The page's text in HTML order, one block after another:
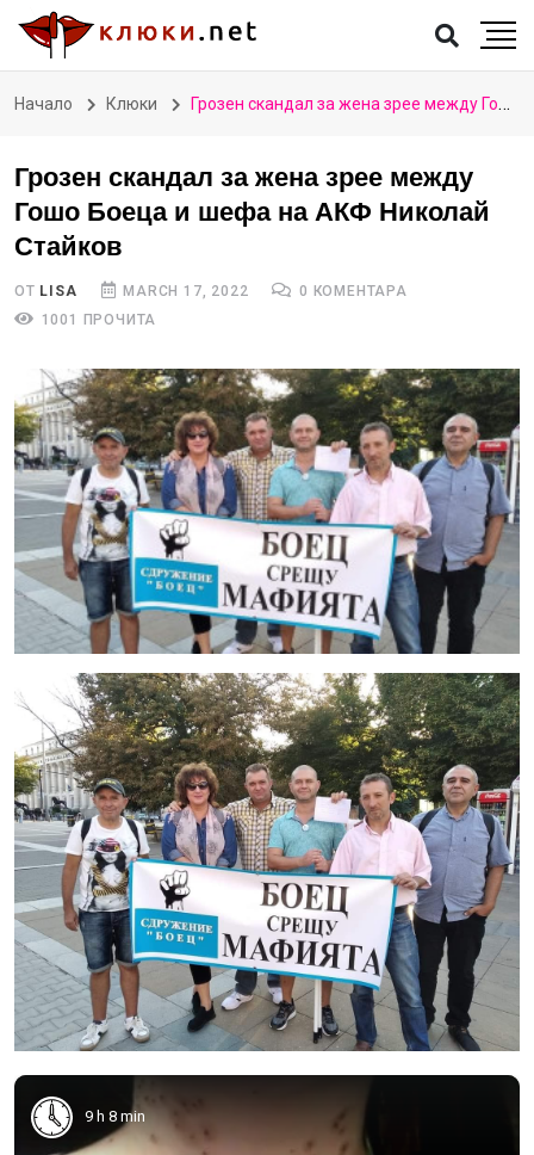
Начало Клюки Грозен скандал за жена зрее между Гошо Боеца и шефа на АКФ Николай Стайков
Грозен скандал за жена зрее между
Гошо Боеца и шефа на АКФ Николай
Стайков
ОТ LISA MARCH 17, 2022
0 КОМЕНТАРА
1001 ПРОЧИТА
9 h 8 min